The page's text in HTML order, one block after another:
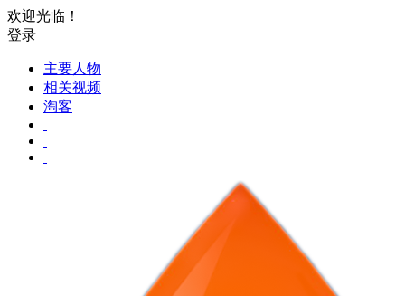
欢迎光临！
登录
主要人物
相关视频
淘客